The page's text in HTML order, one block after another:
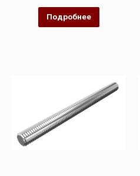
из
5
Подробнее